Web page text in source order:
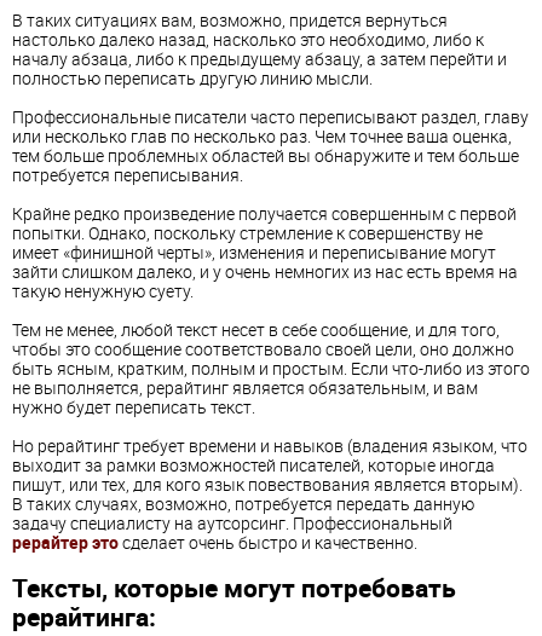
В таких ситуациях вам, возможно, придется вернуться
настолько далеко назад, насколько это необходимо, либо к
началу абзаца, либо к предыдущему абзацу, а затем перейти и
полностью переписать другую линию мысли.
Профессиональные писатели часто переписывают раздел, главу
или несколько глав по несколько раз. Чем точнее ваша оценка,
тем больше проблемных областей вы обнаружите и тем больше
потребуется переписывания.
Крайне редко произведение получается совершенным с первой
попытки. Однако, поскольку стремление к совершенству не
имеет «финишной черты», изменения и переписывание могут
зайти слишком далеко, и у очень немногих из нас есть время на
такую ненужную суету.
Тем не менее, любой текст несет в себе сообщение, и для того,
чтобы это сообщение соответствовало своей цели, оно должно
быть ясным, кратким, полным и простым. Если что-либо из этого
не выполняется, рерайтинг является обязательным, и вам
нужно будет переписать текст.
Но рерайтинг требует времени и навыков (владения языком, что
выходит за рамки возможностей писателей, которые иногда
пишут, или тех, для кого язык повествования является вторым).
В таких случаях, возможно, потребуется передать данную
задачу специалисту на аутсорсинг. Профессиональный
рерайтер этосделает очень быстро и качественно.
Тексты, которые могут потребовать
рерайтинга: